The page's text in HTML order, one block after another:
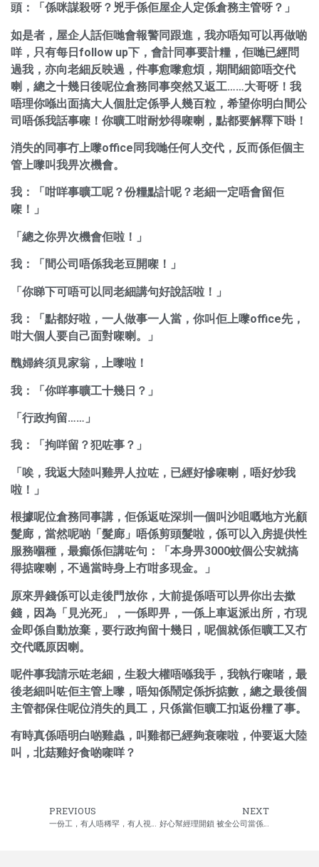
頭：「係咪謀殺呀？兇手係佢屋企人定係倉務主管呀？」
如是者，屋企人話佢哋會報警同跟進，我亦唔知可以再做啲
咩，只有每日follow up下，會計同事要計糧，佢哋已經問
過我，亦向老細反映過，件事愈嚟愈煩，期間細節唔交代
喇，總之十幾日後呢位倉務同事突然又返工……大哥呀！我
唔理你喺出面搞大人個肚定係爭人幾百粒，希望你明白間公
司唔係我話事㗎！你曠工咁耐炒得㗎喇，點都要解釋下啩！
消失的同事冇上嚟office同我哋任何人交代，反而係佢個主
管上嚟叫我畀次機會。
我：「咁咩事曠工呢？份糧點計呢？老細一定唔會留佢
㗎！」
「總之你畀次機會佢啦！」
我：「間公司唔係我老豆開㗎！」
「你睇下可唔可以同老細講句好說話啦！」
我：「點都好啦，一人做事一人當，你叫佢上嚟office先，
咁大個人要自己面對㗎喇。」
醜婦終須見家翁，上嚟啦！
我：「你咩事曠工十幾日？」
「行政拘留……」
我：「拘咩留？犯咗事？」
「唉，我返大陸叫雞畀人拉咗，已經好慘㗎喇，唔好炒我
啦！」
根據呢位倉務同事講，佢係返咗深圳一個叫沙咀嘅地方光顧
髮廊，當然呢啲「髮廊」唔係剪頭髮啦，係可以入房提供性
服務嗰種，最癲係佢講咗句：「本身畀3000蚊個公安就搞
得掂㗎喇，不過當時身上冇咁多現金。」
原來畀錢係可以走後門放你，大前提係唔可以畀你出去撳
錢，因為「見光死」，一係即畀，一係上車返派出所，冇現
金即係自動放棄，要行政拘留十幾日，呢個就係佢曠工又冇
交代嘅原因喇。
呢件事我請示咗老細，生殺大權唔喺我手，我執行㗎啫，最
後老細叫咗佢主管上嚟，唔知係鬧定係拆掂數，總之最後個
主管都保住呢位消失的員工，只係當佢曠工扣返份糧了事。
有時真係唔明白啲雞蟲，叫雞都已經夠衰㗎啦，仲要返大陸
叫，北菇雞好食啲㗎咩？
PREVIOUS NEXT
好心幫經理開鎖 被全公司當係賊